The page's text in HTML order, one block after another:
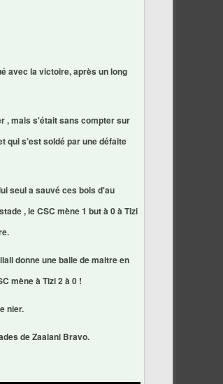
avec la victoire, après un long
, mais s'était sans compter sur
qui s’est soldé par une défaite
seul a sauvé ces bois d'au
, le CSC mène 1 but à 0 à Tizi
donne une balle de maitre en
mène à Tizi 2 à 0 !
nier.
de Zaalani Bravo.